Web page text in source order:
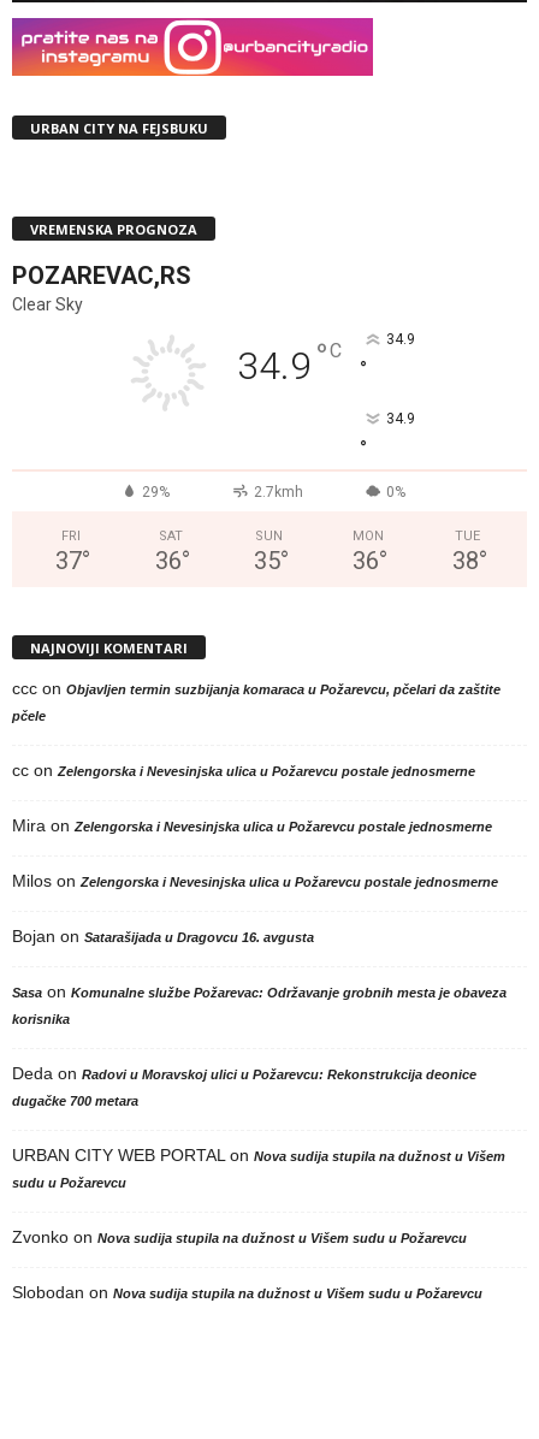
URBAN CITY NA FEJSBUKU
VREMENSKA PROGNOZA
POZAREVAC,RS
Clear Sky
34.9 °C 34.9
°
34.9
°
29% 2.7kmh 0%
FRI
37°
SAT
36°
SUN
35°
MON
36°
TUE
38°
NAJNOVIJI KOMENTARI
ccc on Objavljen termin suzbijanja komaraca u Požarevcu, pčelari da zaštite
pčele
cc onZelengorska i Nevesinjska ulica u Požarevcu postale jednosmerne
Mira onZelengorska i Nevesinjska ulica u Požarevcu postale jednosmerne
Milos onZelengorska i Nevesinjska ulica u Požarevcu postale jednosmerne
Bojan on Satarašijada u Dragovcu 16. avgusta
Sasa on Komunalne službe Požarevac: Održavanje grobnih mesta je obaveza
korisnika
Deda on Radovi u Moravskoj ulici u Požarevcu: Rekonstrukcija deonice
dugačke 700 metara
URBAN CITY WEB PORTALon Nova sudija stupila na dužnost u Višem
sudu u Požarevcu
Zvonko on Nova sudija stupila na dužnost u Višem sudu u Požarevcu
Slobodan on Nova sudija stupila na dužnost u Višem sudu u Požarevcu